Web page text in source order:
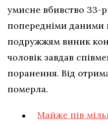
умисне вбивство 33-
попередніми даними
подружжям виник
чоловік завдав
поранення. Від
померла.
Майже пів